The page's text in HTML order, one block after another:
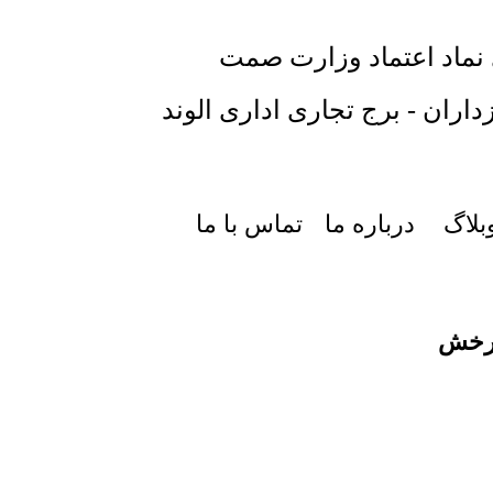
نماد اعتماد وزارت صمت
- برج تجاری اداری الوند
درباره ما تماس با ما